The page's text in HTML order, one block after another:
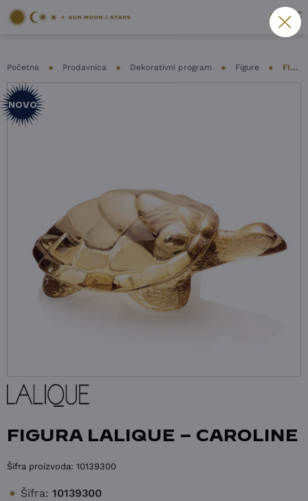
Početna Prodavnica Dekorativni program Figure FIGURA LALIQUE – CAROLINE
NOVO
FIGURA LALIQUE – CAROLINE
Šifra proizvoda: 10139300
Šifra: 10139300